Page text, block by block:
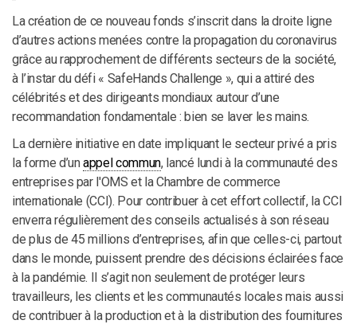
La création de ce nouveau fonds s’inscrit dans la droite ligne
d’autres actions menées contre la propagation du coronavirus
grâce au rapprochement de différents secteurs de la société,
à l’instar du défi « SafeHands Challenge », qui a attiré des
célébrités et des dirigeants mondiaux autour d’une
recommandation fondamentale : bien se laver les mains.
La dernière initiative en date impliquant le secteur privé a pris
la forme d’unappel commun, lancé lundi à la communauté des
entreprises par l'OMS et la Chambre de commerce
internationale (CCI). Pour contribuer à cet effort collectif, la CCI
enverra régulièrement des conseils actualisés à son réseau
de plus de 45 millions d’entreprises, afin que celles-ci, partout
dans le monde, puissent prendre des décisions éclairées face
à la pandémie. Il s’agit non seulement de protéger leurs
travailleurs, les clients et les communautés locales mais aussi
de contribuer à la production et à la distribution des fournitures